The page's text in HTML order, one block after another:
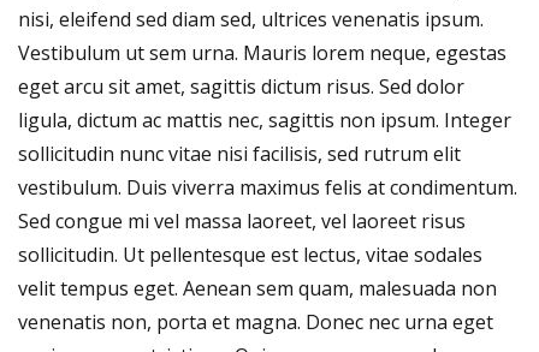
nisi, eleifend sed diam sed, ultrices venenatis ipsum.
Vestibulum ut sem urna. Mauris lorem neque, egestas
eget arcu sit amet, sagittis dictum risus. Sed dolor
ligula, dictum ac mattis nec, sagittis non ipsum. Integer
sollicitudin nunc vitae nisi facilisis, sed rutrum elit
vestibulum. Duis viverra maximus felis at condimentum.
Sed congue mi vel massa laoreet, vel laoreet risus
sollicitudin. Ut pellentesque est lectus, vitae sodales
velit tempus eget. Aenean sem quam, malesuada non
venenatis non, porta et magna. Donec nec urna eget